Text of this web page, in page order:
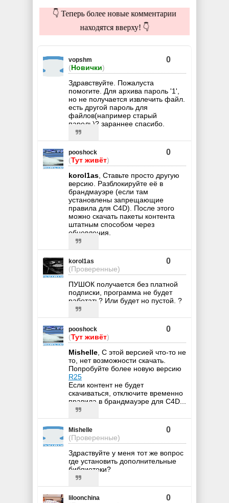
👇 Теперь более новые комментарии
находятся вверху! 👇
vopshm
(Новички)
0
Здравствуйте. Пожалуста
помогите. Для архива пароль '1',
но не получается извлечить файл.
есть другой пароль для
файлов(например старый
пароль)? зараннее спасибо.
pooshock
(Тут живёт)
0
korol1as , Ставьте просто другую
версию. Разблокируйте её в
брандмауэре (если там
установлены запрещающие
правила для C4D). Поcле этого
можно скачать пакеты контента
штатным способом через
обновления.
korol1as
(Проверенные)
0
ПУШОК получается без платной
подписки, программа не будет
работать? Или будет но пустой. ?
pooshock
(Тут живёт)
0
Mishelle , С этой версией что-то не
то, нет возможности скачать.
Попробуйте более новую версию
R25
Если контент не будет
скачиваться, отключите временно
правила в брандмауэре для C4D...
Mishelle
(Проверенные)
0
Здраствуйте у меня тот же вопрос
где установить дополнительные
библиотеки?
liloonchina 0